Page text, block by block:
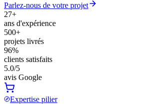
Parlez-nous de votre projet
27+
ans d'expérience
500+
projets livrés
96%
clients satisfaits
5.0/5
avis Google
Expertise pilier